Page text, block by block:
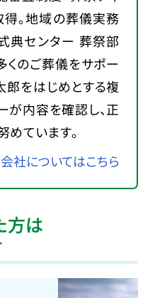
得。地域の葬儀実務
典センター 葬祭部
くのご葬儀をサポー
郎をはじめとする複
が内容を確認し、正
めています。
社についてはこちら
方は